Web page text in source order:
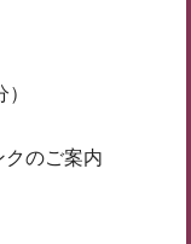
クのご案内